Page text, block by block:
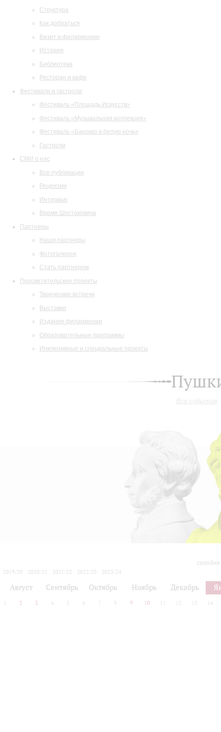
Структура
Как добраться
Визит в филармонию
История
Библиотека
Ресторан и кафе
Фестивали и гастроли
Фестиваль «Площадь Искусств»
Фестиваль «Музыкальная коллекция»
Фестиваль «Барокко в белую ночь»
Гастроли
СМИ о нас
Все публикации
Рецензии
Интервью
Время Шостаковича
Партнеры
Наши партнеры
Фотогалерея
Стать партнером
Просветительские проекты
Творческие встречи
Выставки
Издания филармонии
Образовательные программы
Инклюзивные и специальные проекты
Все события
2019/20
2020/21 2021/22 2022/23
2023/24
Август Сентябрь Октябрь Ноябрь Декабрь
2 3 4 5 6 7 8 9 10 12 13 14